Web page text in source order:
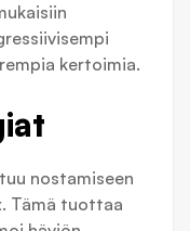
kertoimia.
nostamiseen
Tämä tuottaa